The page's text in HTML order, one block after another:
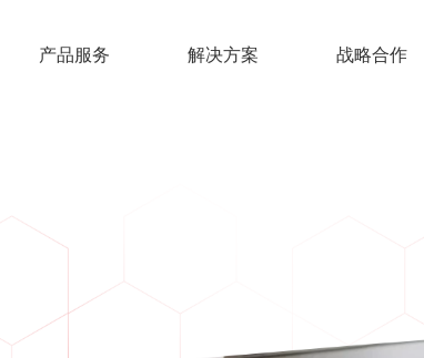
产品服务 解决方案 战略合作